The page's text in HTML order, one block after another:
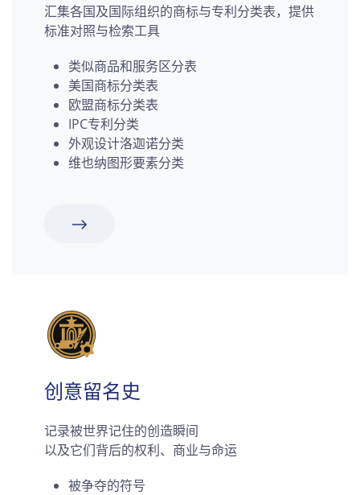
汇集各国及国际组织的商标与专利分类表，提供
标准对照与检索工具
类似商品和服务区分表
美国商标分类表
欧盟商标分类表
IPC专利分类
外观设计洛迦诺分类
维也纳图形要素分类
创意留名史
记录被世界记住的创造瞬间
以及它们背后的权利、商业与命运
被争夺的符号